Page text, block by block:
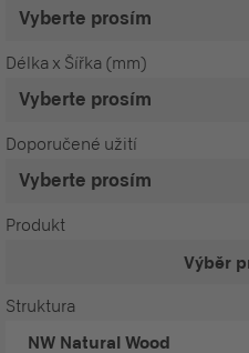
Délka x Šířka (mm)
Doporučené užití
Produkt
Výběr
Struktura
NW Natural Wood